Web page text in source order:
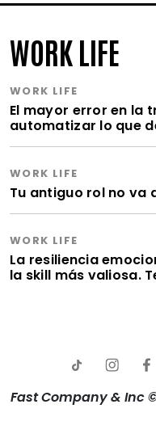
WORK LIFE
WORK LIFE
El mayor error en la
automatizar lo que
WORK LIFE
Tu antiguo rol no va
WORK LIFE
La resiliencia
la skill más valiosa.
Fast Company & Inc